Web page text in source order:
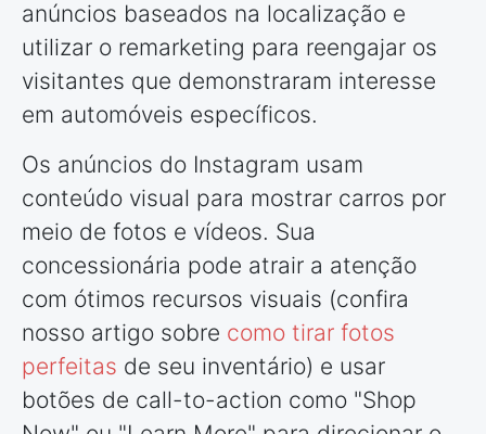
anúncios baseados na localização e
utilizar o remarketing para reengajar os
visitantes que demonstraram interesse
em automóveis específicos.
Os anúncios do Instagram usam
conteúdo visual para mostrar carros por
meio de fotos e vídeos. Sua
concessionária pode atrair a atenção
com ótimos recursos visuais (confira
nosso artigo sobre como tirar fotos
perfeitas de seu inventário) e usar
botões de call-to-action como "Shop